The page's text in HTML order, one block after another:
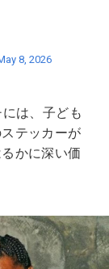
8, 2026
は、子ども
テッカーが
かに深い価